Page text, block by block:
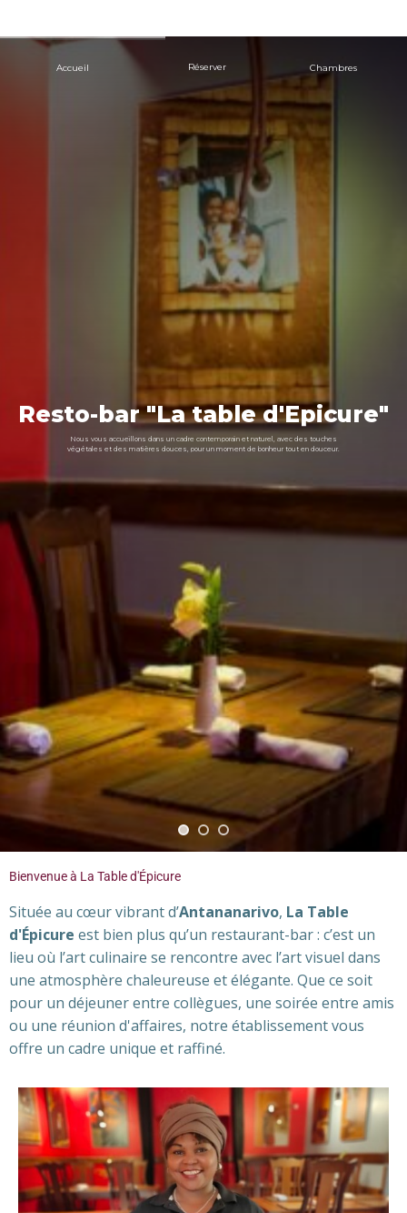
Resto-bar "La table d'Epicure"
Nous vous accueillons dans un cadre contemporain et naturel, avec des touches
végétales et des matières douces, pour un moment de bonheur tout en douceur.
Réserver
Accueil Chambres
Bienvenue à La Table d'Épicure
Située au cœur vibrant d’Antananarivo, La Table
d'Épicure est bien plus qu’un restaurant-bar : c’est un
lieu où l’art culinaire se rencontre avec l’art visuel dans
une atmosphère chaleureuse et élégante. Que ce soit
pour un déjeuner entre collègues, une soirée entre amis
ou une réunion d'affaires, notre établissement vous
offre un cadre unique et raffiné.